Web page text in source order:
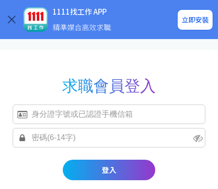
1111找工作 APP
精準媒合高效求職
立即安裝
企業求才
求職會員登入
登入